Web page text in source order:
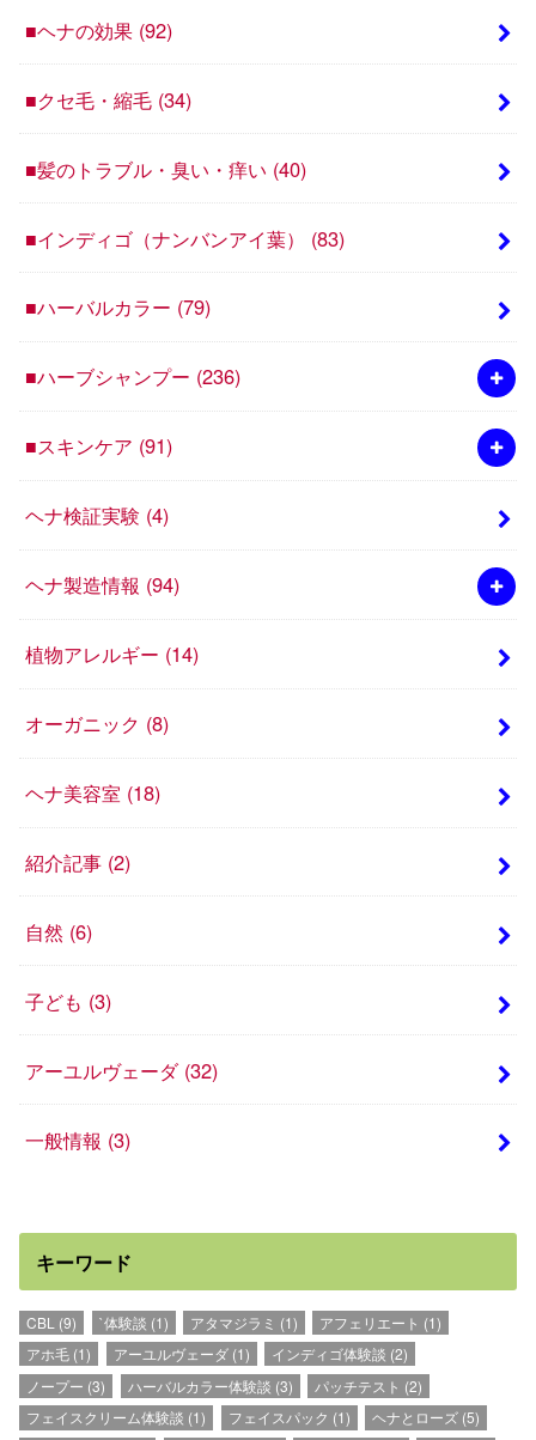
■ヘナの効果 (92)
■クセ毛・縮毛 (34)
■髪のトラブル・臭い・痒い (40)
■インディゴ（ナンバンアイ葉） (83)
■ハーバルカラー (79)
■ハーブシャンプー (236)
■スキンケア (91)
ヘナ検証実験 (4)
ヘナ製造情報 (94)
植物アレルギー (14)
オーガニック (8)
ヘナ美容室 (18)
紹介記事 (2)
自然 (6)
子ども (3)
アーユルヴェーダ (32)
一般情報 (3)
キーワード
CBL (9) `体験談 (1) アタマジラミ (1) アフェリエート (1)
アホ毛 (1) アーユルヴェーダ(1) インディゴ体験談 (2)
ノープー (3) ハーバルカラー体験談 (3) パッチテスト (2)
フェイスクリーム体験談 (1) フェイスパック (1) ヘナとローズ(5)